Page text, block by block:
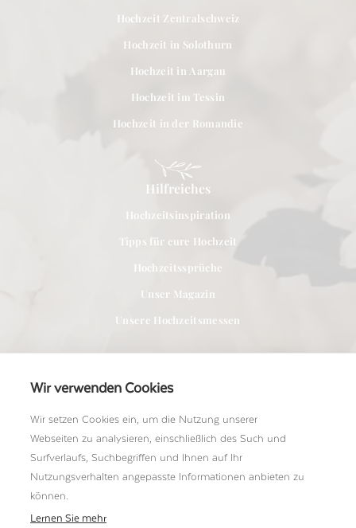
Wir verwenden Cookies
Wir setzen Cookies ein, um die Nutzung unserer
Webseiten zu analysieren, einschließlich des Such und
Surfverlaufs, Suchbegriffen und Ihnen auf Ihr
Nutzungsverhalten angepasste Informationen anbieten zu
können.
Lernen Sie mehr
Hochzeit Zentralschweiz
Hochzeit in Solothurn
Hochzeit in Aargau
Hochzeit im Tessin
Hochzeit in der Romandie
Hilfreiches
Hochzeitsinspiration
Tipps für eure Hochzeit
Hochzeitssprüche
Unser Magazin
Unsere Hochzeitsmessen
Für Anbieter
Bei uns Mitglied werden
Ein Shooting einreichen